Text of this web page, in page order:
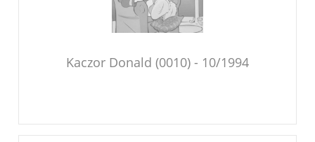
Kaczor Donald (0010) - 10/1994